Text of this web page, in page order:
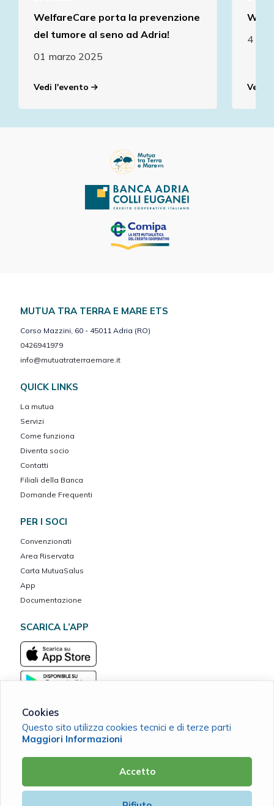
WelfareCare porta la prevenzione
del tumore al seno ad Adria!
01 marzo 2025
Vedi l'evento
4 - 8
Vedi
MUTUA TRA TERRA E MARE ETS
Corso Mazzini, 60 - 45011 Adria (RO)
0426941979
info@mutuatraterraemare.it
QUICK LINKS
La mutua
Servizi
Come funziona
Diventa socio
Contatti
Filiali della Banca
Domande Frequenti
PER I SOCI
Convenzionati
Area Riservata
Carta MutuaSalus
App
Documentazione
SCARICA L’APP
C.F. 90021190294 |Cookie Policy|Privacy Policy
Powered by
Cookies
Questo sito utilizza cookies tecnici e di terze parti
Maggiori Informazioni
Accetto